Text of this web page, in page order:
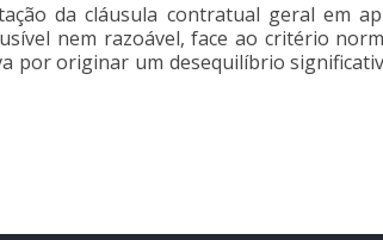
da cláusula contratual geral em
nem razoável, face ao critério
por originar um desequilíbrio